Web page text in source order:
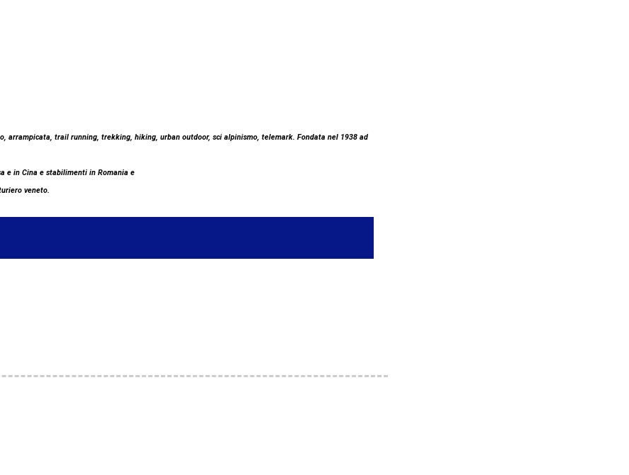
arrampicata, trail running, trekking, hiking, urban outdoor, sci alpinismo, telemark. Fondata nel 1938 ad
e in Cina e stabilimenti in Romania e
veneto.